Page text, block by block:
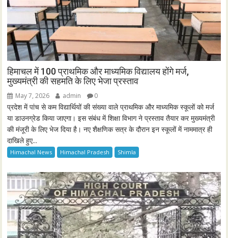
हिमाचल में 100 प्राथमिक और माध्यमिक विद्यालय होंगे मर्ज,
मुख्यमंत्री की सहमति के लिए भेजा प्रस्ताव
May 7, 2026 admin 0
प्रदेश में पांच से कम विद्यार्थियों की संख्या वाले प्राथमिक और माध्यमिक स्कूलों को मर्ज
या डाउनग्रेड किया जाएगा। इस संबंध में शिक्षा विभाग ने प्रस्ताव तैयार कर मुख्यमंत्री
की मंजूरी के लिए भेज दिया है। नए शैक्षणिक सत्र के दौरान इन स्कूलों में नाममात्र ही
दाखिले हुए...
Himachal News Himachal Pradesh Shimla